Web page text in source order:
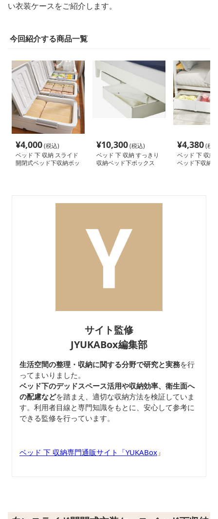
い衣装ケースをご紹介します。
今回紹介する商品一覧
¥4,000(税込)
ベッド 下 収納 スライド
開閉式ベッド下収納ボッ
¥10,300(税込)
ベッド 下 収納 すっきり
収納ベッド下ボックス
¥4,380(税
ベッド 下 収納
ベッド下収納
サイト監修
JYUKABox編集部
生活空間の整理・収納に関する分野で研究と実務を行
ってまいりました。
ベッド下のデッドスペース活用や収納効率、衛生面へ
の配慮などを踏まえ、適切な収納方法を検証していま
す。利用者目線と専門知識をもとに、安心して参考に
できる監修を行っています。
ベッド 下 収納専門通販サイト「YUKABox 」